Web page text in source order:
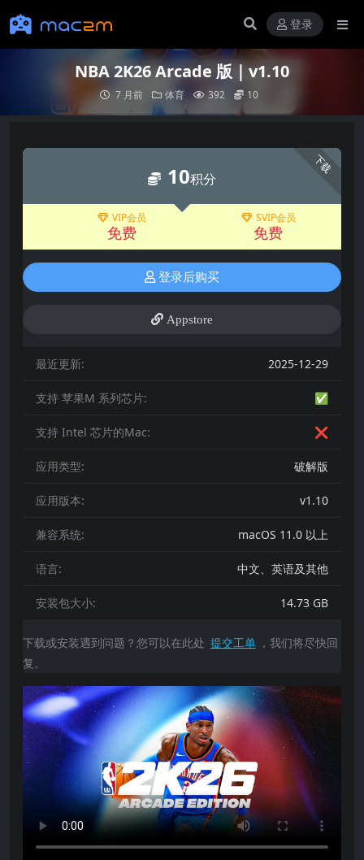
登录
NBA 2K26 Arcade 版｜v1.10
7 月前 体育 392 10
下载
10积分
VIP会员
免费
SVIP会员
免费
登录后购买
Appstore
最近更新: 2025-12-29
支持 苹果M 系列芯片: ✅
支持 Intel 芯片的Mac: ❌
应用类型: 破解版
应用版本: v1.10
兼容系统: macOS 11.0 以上
语言: 中文、英语及其他
安装包大小: 14.73 GB
下载或安装遇到问题？您可以在此处 提交工单 ，我们将尽快回
复。